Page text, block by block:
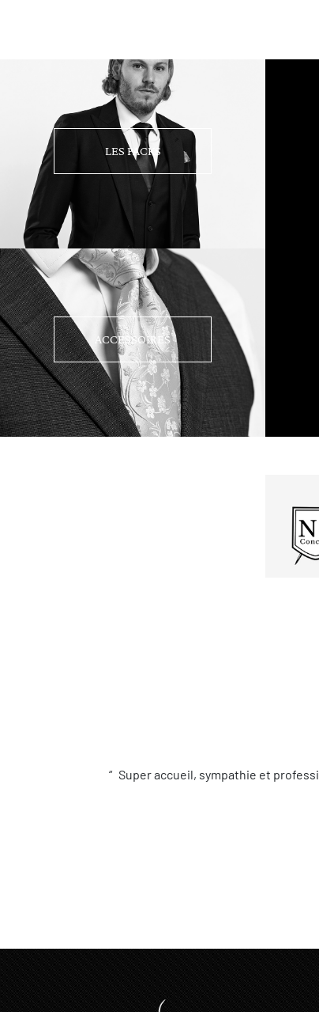
LES PACKS
ACCESSOIRES
Super accueil, sympathie et